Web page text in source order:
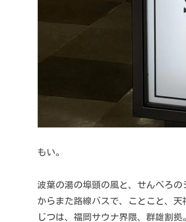
もい。
波葉の湯の埠頭の風と、せんべろ
からまた路線バスで、ことこと、天
じつは、福岡サウナ界隈、群雄割拠